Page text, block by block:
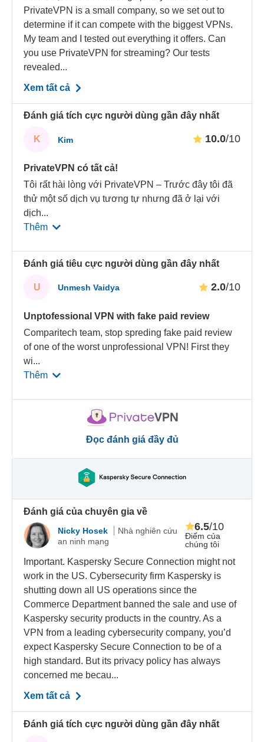
PrivateVPN is a small company, so we set out to
determine if it can compete with the biggest VPNs.
My team and I tested out everything it offers. Can
you use PrivateVPN for streaming? Our tests
revealed...
Xem tất cả
Đánh giá tích cực người dùng gần đây nhất
K Kim 10.0/10
PrivateVPN có tất cả!
Tôi rất hài lòng với PrivateVPN – Trước đây tôi đã
thử một số dịch vụ tương tự nhưng đã ở lại với
dịch...
Thêm
Đánh giá tiêu cực người dùng gần đây nhất
U Unmesh Vaidya 2.0/10
Unptofessional VPN with fake paid review
Comparitech team, stop spreding fake paid review
of one of the worst unprofessional VPN! First they
wi...
Thêm
Đọc đánh giá đầy đủ
Đánh giá của chuyên gia về
Nicky Hosek
Nhà nghiên cứu
an ninh mạng
Điểm của
chúng tôi
6.5/10
Important. Kaspersky Secure Connection might not
work in the US. Cybersecurity firm Kaspersky is
shutting down all US operations since the
Commerce Department banned the sale and use of
Kaspersky security products in the country. As a
VPN from a leading cybersecurity company, you’d
expect Kaspersky Secure Connection to be of a
high standard. But its privacy policy has always
concerned me becau...
Xem tất cả
Đánh giá tích cực người dùng gần đây nhất